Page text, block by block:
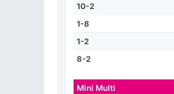
10-2
1-8
1-2
8-2
Mini Multi